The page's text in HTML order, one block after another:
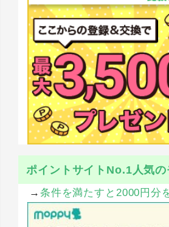
ポイントサイトNo.1人気
→ 条件を満たすと2000円分